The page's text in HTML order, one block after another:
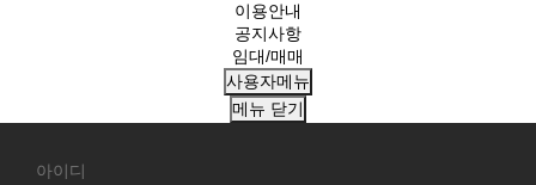
이용안내
공지사항
임대/매매
사용자메뉴
메뉴 닫기
원